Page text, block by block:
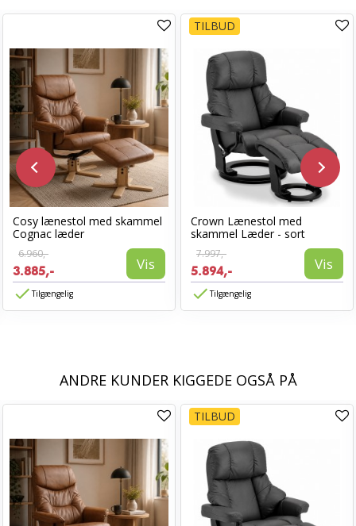
Cosy lænestol med skammel
Cognac læder
6.960,-
3.885,- Vis
Tilgængelig
TILBUD
Crown Lænestol med
skammel Læder - sort
7.997,-
5.894,- Vis
Tilgængelig
ANDRE KUNDER KIGGEDE OGSÅ PÅ
TILBUD